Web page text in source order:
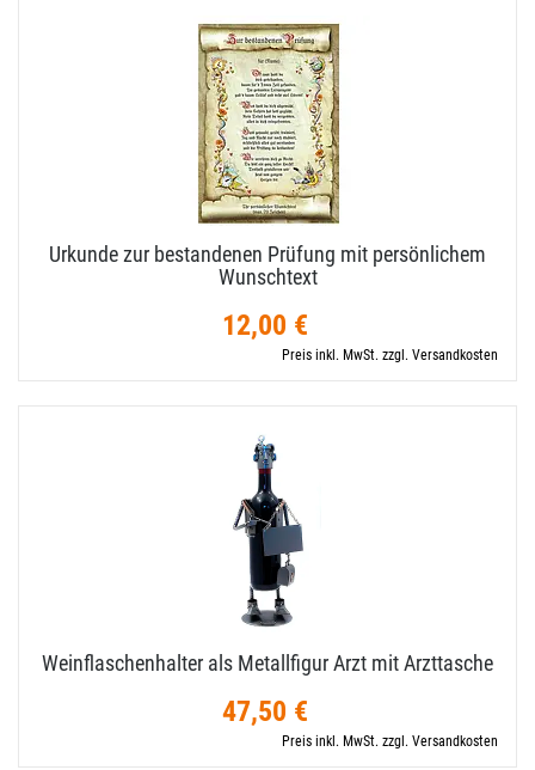
Urkunde zur bestandenen Prüfung mit persönlichem
Wunschtext
12,00 €
Preis inkl. MwSt. zzgl. Versandkosten
Weinflaschenhalter als Metallfigur Arzt mit Arzttasche
47,50 €
Preis inkl. MwSt. zzgl. Versandkosten